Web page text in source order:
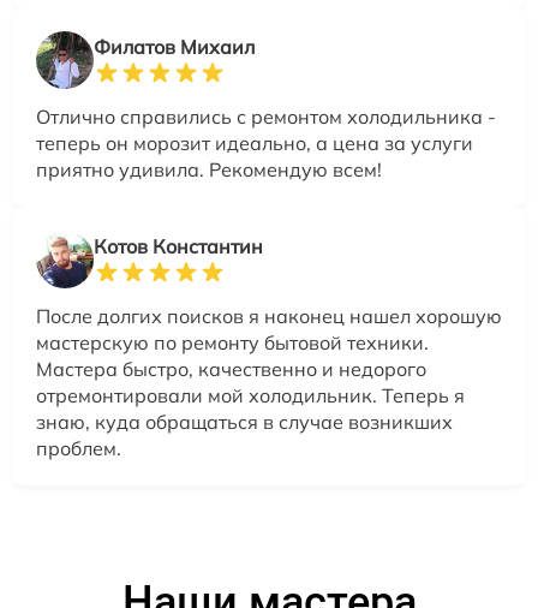
Филатов Михаил
Отлично справились с ремонтом холодильника -
теперь он морозит идеально, а цена за услуги
приятно удивила. Рекомендую всем!
Котов Константин
После долгих поисков я наконец нашел хорошую
мастерскую по ремонту бытовой техники.
Мастера быстро, качественно и недорого
отремонтировали мой холодильник. Теперь я
знаю, куда обращаться в случае возникших
проблем.